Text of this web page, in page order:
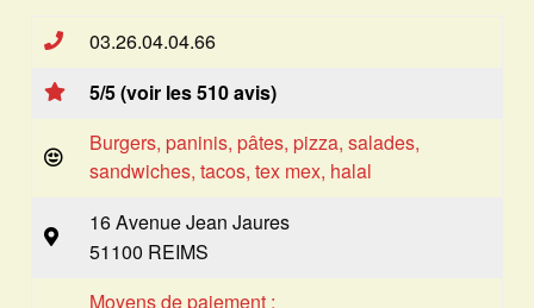
03.26.04.04.66
5/5 (voir les 510 avis)
Burgers, paninis, pâtes, pizza, salades,
sandwiches, tacos, tex mex, halal
16 Avenue Jean Jaures
51100 REIMS
Moyens de paiement :